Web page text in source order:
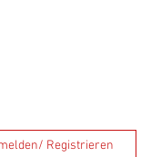
Registrieren